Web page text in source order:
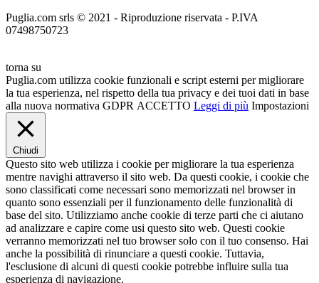
Puglia.com srls © 2021 - Riproduzione riservata - P.IVA
07498750723
torna su
Puglia.com utilizza cookie funzionali e script esterni per migliorare
la tua esperienza, nel rispetto della tua privacy e dei tuoi dati in base
alla nuova normativa GDPR ACCETTO Leggi di più Impostazioni
Chiudi
Questo sito web utilizza i cookie per migliorare la tua esperienza
mentre navighi attraverso il sito web. Da questi cookie, i cookie che
sono classificati come necessari sono memorizzati nel browser in
quanto sono essenziali per il funzionamento delle funzionalità di
base del sito. Utilizziamo anche cookie di terze parti che ci aiutano
ad analizzare e capire come usi questo sito web. Questi cookie
verranno memorizzati nel tuo browser solo con il tuo consenso. Hai
anche la possibilità di rinunciare a questi cookie. Tuttavia,
l'esclusione di alcuni di questi cookie potrebbe influire sulla tua
esperienza di navigazione.